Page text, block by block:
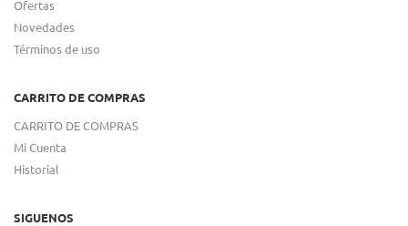
Ofertas
Novedades
Términos de uso
CARRITO DE COMPRAS
CARRITO DE COMPRAS
Mi Cuenta
Historial
SIGUENOS